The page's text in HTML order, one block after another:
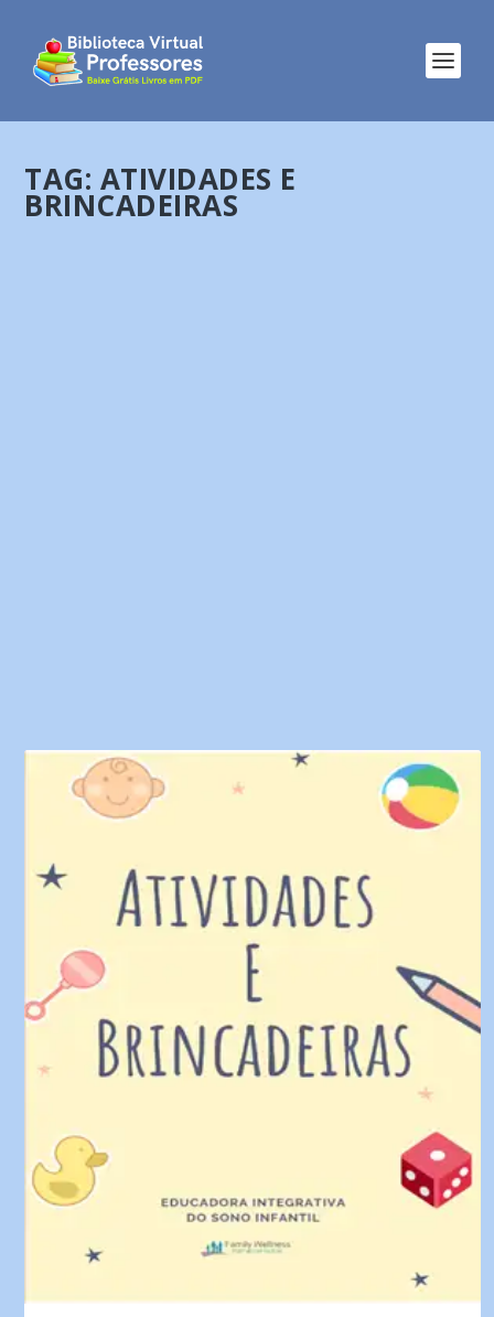
TAG: ATIVIDADES E
BRINCADEIRAS